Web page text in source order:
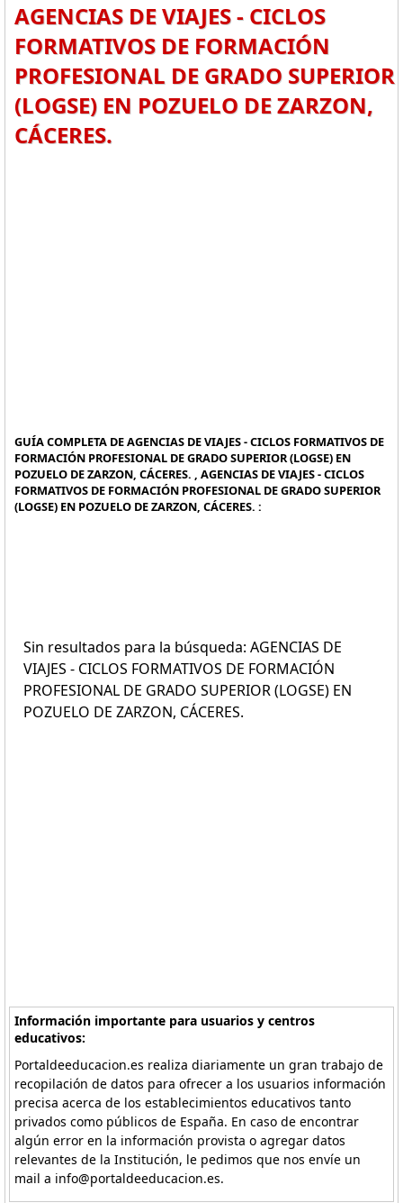
AGENCIAS DE VIAJES - CICLOS
FORMATIVOS DE FORMACIÓN
PROFESIONAL DE GRADO SUPERIOR
(LOGSE) EN POZUELO DE ZARZON,
CÁCERES.
GUÍA COMPLETA DE AGENCIAS DE VIAJES - CICLOS FORMATIVOS DE
FORMACIÓN PROFESIONAL DE GRADO SUPERIOR (LOGSE) EN
POZUELO DE ZARZON, CÁCERES. , AGENCIAS DE VIAJES - CICLOS
FORMATIVOS DE FORMACIÓN PROFESIONAL DE GRADO SUPERIOR
(LOGSE) EN POZUELO DE ZARZON, CÁCERES. :
Sin resultados para la búsqueda: AGENCIAS DE
VIAJES - CICLOS FORMATIVOS DE FORMACIÓN
PROFESIONAL DE GRADO SUPERIOR (LOGSE) EN
POZUELO DE ZARZON, CÁCERES.
Información importante para usuarios y centros
educativos:
Portaldeeducacion.es realiza diariamente un gran trabajo de
recopilación de datos para ofrecer a los usuarios información
precisa acerca de los establecimientos educativos tanto
privados como públicos de España. En caso de encontrar
algún error en la información provista o agregar datos
relevantes de la Institución, le pedimos que nos envíe un
mail a info@portaldeeducacion.es.